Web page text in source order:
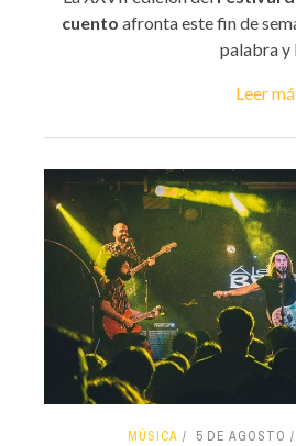
cuento afronta este fin de
palabra y
Leer
MÚSICA 5 DE AGOSTO